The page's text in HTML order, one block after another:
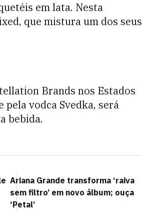
em lata. Nesta
que mistura um dos seus
Brands nos Estados
pela vodca Svedka, será
bebida.
Ariana Grande transforma ‘raiva
sem filtro’ em novo álbum; ouça
‘Petal’